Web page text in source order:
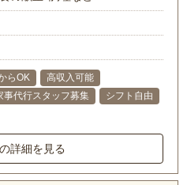
らOK
高収入可能
事代行スタッフ募集
シフト自由
詳細を見る